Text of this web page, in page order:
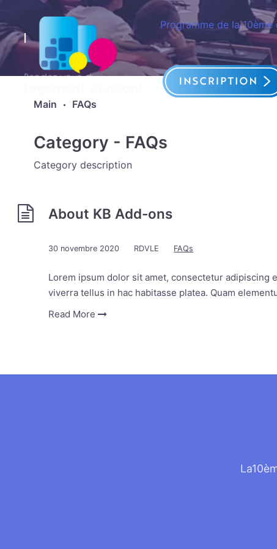
Skip to main content
Programme de la 10ème
Category - FAQs
Category description
Main FAQs
About KB Add-ons
30 novembre 2020 RDVLE FAQs
Lorem ipsum dolor sit amet, consectetur adipiscing
viverra tellus in hac habitasse platea. Quam
Read More